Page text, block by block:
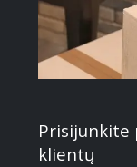
Prisijunkite
klientų